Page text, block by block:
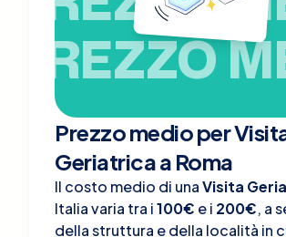
PREZZO
Prezzo medio per
Geriatrica a Roma
Il costo medio di unaVisita
Italia varia tra i100€ e i 200€, a
della struttura e della località in